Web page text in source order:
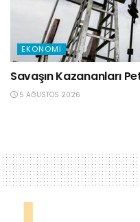
EKONOMI
Savaşın Kazananları
5 AĞUSTOS 2026